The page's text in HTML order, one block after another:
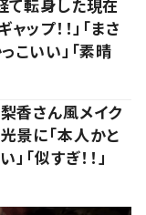
て転身した現在
ップ！！」「まさ
こいい」「素晴
香さん風メイク
に「本人かと
「似すぎ！！」